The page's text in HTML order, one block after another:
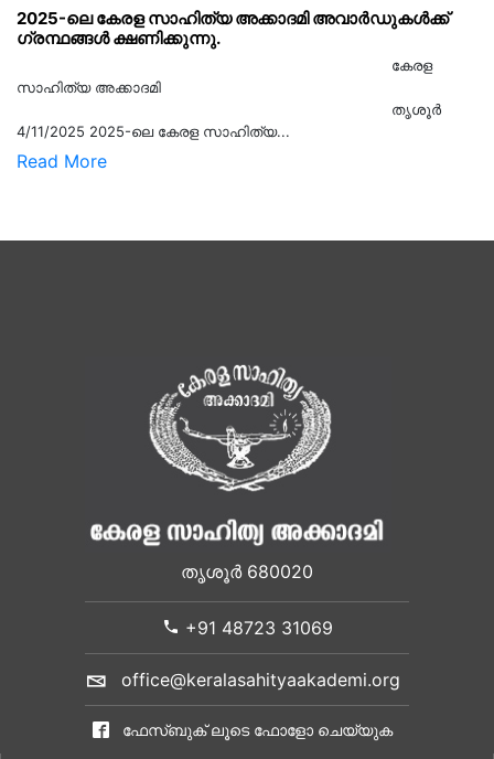
2025-ലെ കേരള സാഹിത്യ അക്കാദമി അവാർഡുകൾക്ക്
ഗ്രന്ഥങ്ങൾ ക്ഷണിക്കുന്നു.
കേരള
സാഹിത്യ അക്കാദമി
തൃശൂര്‍
4/11/2025 2025-ലെ കേരള സാഹിത്യ...
Read More
തൃശൂർ 680020
+91 48723 31069
office@keralasahityaakademi.org
ഫേസ്ബുക് ലൂടെ ഫോളോ ചെയ്യുക